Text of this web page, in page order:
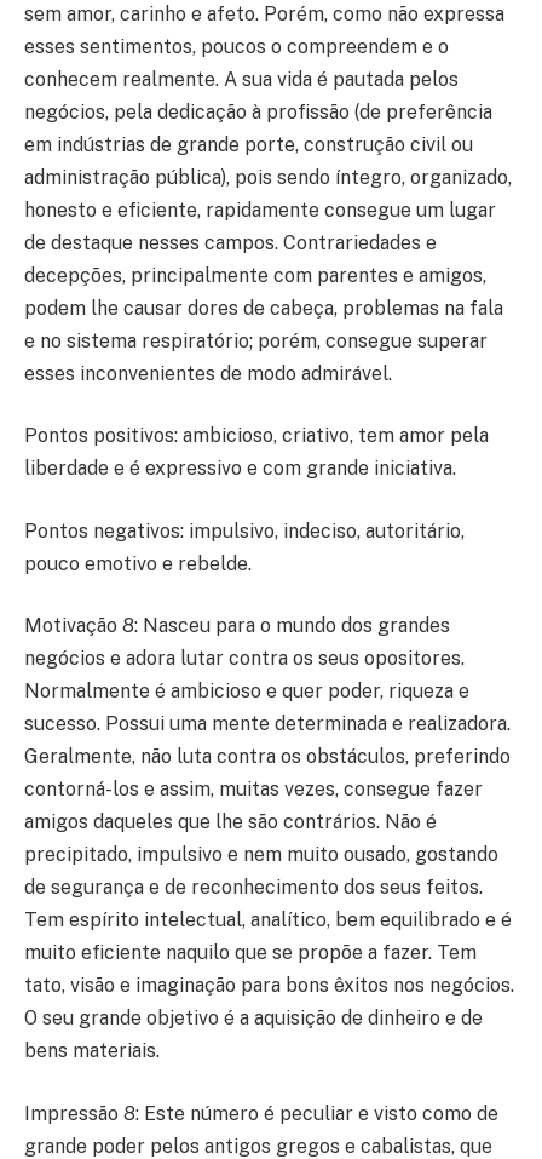
sem amor, carinho e afeto. Porém, como não expressa
esses sentimentos, poucos o compreendem e o
conhecem realmente. A sua vida é pautada pelos
negócios, pela dedicação à profissão (de preferência
em indústrias de grande porte, construção civil ou
administração pública), pois sendo íntegro, organizado,
honesto e eficiente, rapidamente consegue um lugar
de destaque nesses campos. Contrariedades e
decepções, principalmente com parentes e amigos,
podem lhe causar dores de cabeça, problemas na fala
e no sistema respiratório; porém, consegue superar
esses inconvenientes de modo admirável.
Pontos positivos: ambicioso, criativo, tem amor pela
liberdade e é expressivo e com grande iniciativa.
Pontos negativos: impulsivo, indeciso, autoritário,
pouco emotivo e rebelde.
Motivação 8: Nasceu para o mundo dos grandes
negócios e adora lutar contra os seus opositores.
Normalmente é ambicioso e quer poder, riqueza e
sucesso. Possui uma mente determinada e realizadora.
Geralmente, não luta contra os obstáculos, preferindo
contorná-los e assim, muitas vezes, consegue fazer
amigos daqueles que lhe são contrários. Não é
precipitado, impulsivo e nem muito ousado, gostando
de segurança e de reconhecimento dos seus feitos.
Tem espírito intelectual, analítico, bem equilibrado e é
muito eficiente naquilo que se propõe a fazer. Tem
tato, visão e imaginação para bons êxitos nos negócios.
O seu grande objetivo é a aquisição de dinheiro e de
bens materiais.
Impressão 8: Este número é peculiar e visto como de
grande poder pelos antigos gregos e cabalistas, que